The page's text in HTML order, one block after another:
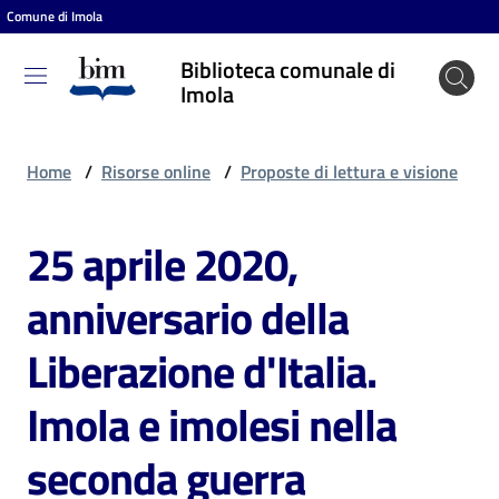
Vai al contenuto
Vai alla navigazione
Vai al footer
Comune di Imola
Biblioteca comunale di
Imola
Biblioteca
comunale
Entra
Cosa
puoi
fare
Scopri
Home / Risorse online / Proposte di lettura e visione
25 aprile 2020,
anniversario della
Liberazione d'Italia.
Imola e imolesi nella
seconda guerra